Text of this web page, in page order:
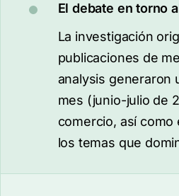
El debate en torno
La investigación
publicaciones de
analysis generaron
mes (junio-julio de
comercio, así como
los temas que